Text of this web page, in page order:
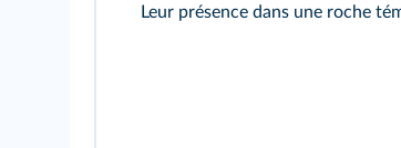
Leur présence dans une roche